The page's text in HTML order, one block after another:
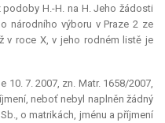
H.-H. na H. Jeho žádosti
národního výboru v Praze 2 ze
v roce X, v jeho rodném listě je
10. 7. 2007, zn. Matr. 1658/2007,
neboť nebyl naplněn žádný
o matrikách, jménu a příjmení